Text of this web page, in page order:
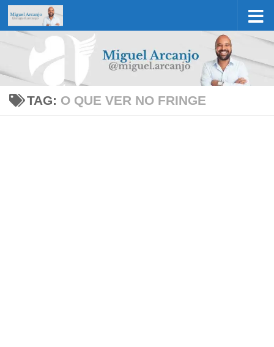
Skip to content
TAG: O QUE VER NO FRINGE